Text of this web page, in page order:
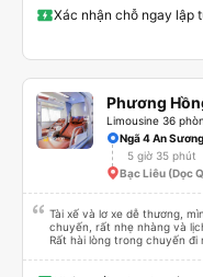
Xác nhận chỗ ngay lập
Phương
Limousine 36
Ngã 4 An Sương
5 giờ 35 phút
Bạc Liêu (Dọc
Tài xế và lơ xe dễ thương,
chuyến, rất nhẹ nhàng và
Rất hài lòng trong chuyến đi